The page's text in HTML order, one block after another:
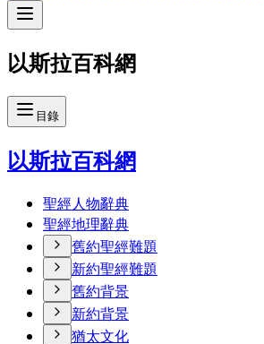
以斯拉百科網
目錄
以斯拉百科網
聖經人物辭典
聖經地理辭典
舊約聖經難題
新約聖經難題
舊約背景
新約背景
猶太文化